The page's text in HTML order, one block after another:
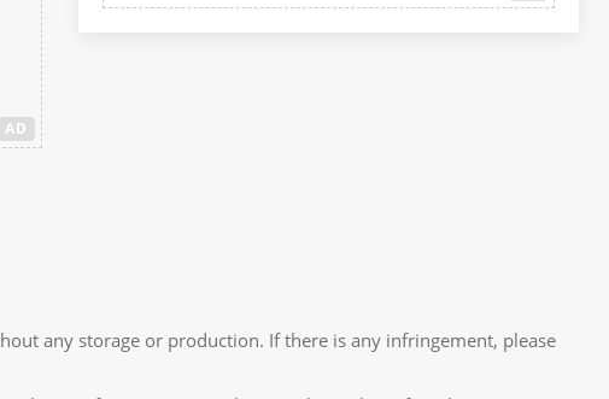
AD
any storage or production. If there is any infringement, please